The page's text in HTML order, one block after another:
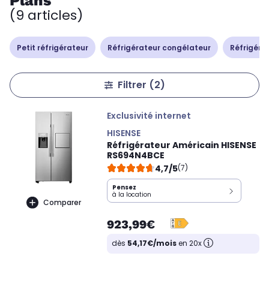
(9 articles)
Petit réfrigérateur Réfrigérateur congélateur
Filtrer (2)
Comparer
Exclusivité internet
HISENSE
Réfrigérateur Américain HISENSE
RS694N4BCE
4,7/5(7)
Pensez
à la location
923,99€
dès 54,17€/moisen 20x